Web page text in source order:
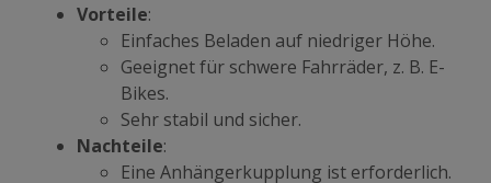
Vorteile:
Einfaches Beladen auf niedriger Höhe.
Geeignet für schwere Fahrräder, z. B. E-
Bikes.
Sehr stabil und sicher.
Nachteile:
Eine Anhängerkupplung ist erforderlich.